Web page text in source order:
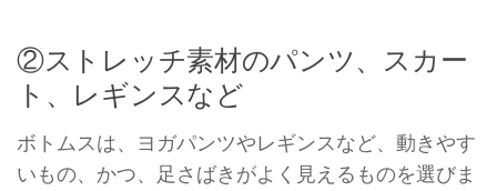
②ストレッチ素材のパンツ、スカー
ト、レギンスなど
ボトムスは、ヨガパンツやレギンスなど、動きやす
いもの、かつ、足さばきがよく見えるものを選びま